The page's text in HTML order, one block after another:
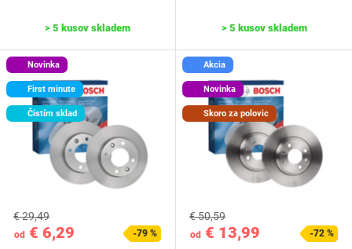
> 5 kusov skladem > 5 kusov skladem
Novinka
First minute
Čistím sklad
od € 6,29
€ 29,49
-79 %
Akcia
Novinka
Skoro za polovic
od € 13,99
€ 50,59
-72 %